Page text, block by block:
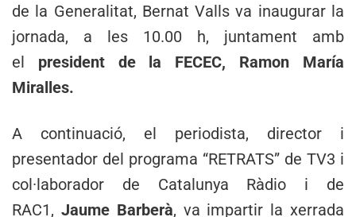
de la Generalitat, Bernat Valls va inaugurar la
jornada, a les 10.00 h, juntament amb
el president de la FECEC, Ramon María
Miralles.
A continuació, el periodista, director i
presentador del programa “RETRATS” de TV3 i
col·laborador de Catalunya Ràdio i de
RAC1, Jaume Barberà, va impartir la xerrada